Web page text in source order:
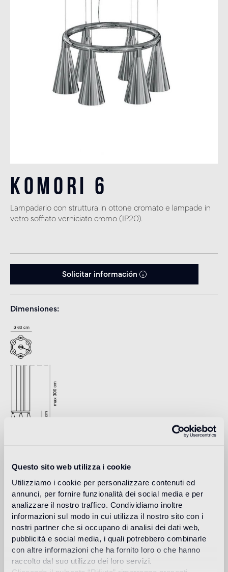
Questo sito web utilizza i cookie
Utilizziamo i cookie per personalizzare contenuti ed
annunci, per fornire funzionalità dei social media e per
analizzare il nostro traffico. Condividiamo inoltre
informazioni sul modo in cui utilizza il nostro sito con i
nostri partner che si occupano di analisi dei dati web,
pubblicità e social media, i quali potrebbero combinarle
con altre informazioni che ha fornito loro o che hanno
raccolto dal suo utilizzo dei loro servizi.
Komori 6
Lampadario con struttura in ottone cromato e lampade in
vetro soffiato verniciato cromo (IP20).
Solicitar información
Dimensiones
Design
studio nendo
Nendo es una firma de diseño fundada en 2002 en Tokio
cuyo director es Oki Sato (nacido en Canadá en 1977,